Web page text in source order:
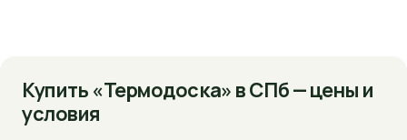
Купить «Термодоска» в СПб — цены и
условия